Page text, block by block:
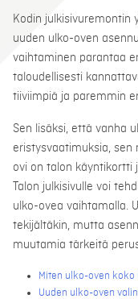
Kodin julkisivuremontin
uuden ulko-oven
vaihtaminen parantaa
taloudellisesti
tiiviimpiä ja paremmin
Sen lisäksi, että vanha
eristysvaatimuksia, sen
ovi on talon käyntikortti
Talon julkisivulle voi
ulko-ovea vaihtamalla.
tekijältäkin, mutta
muutamia tärkeitä
Miten ulko-oven koko
Uuden ulko-oven